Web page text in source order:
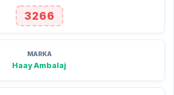
3266
MARKA
Haay Ambalaj